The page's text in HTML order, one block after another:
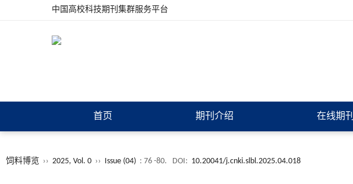
中国高校科技期刊集群服务平台
首页 期刊介绍 在线期刊
饲料博览 ›› 2025, Vol. 0 ›› Issue (04) : 76 -80. DOI: 10.20041/j.cnki.slbl.2025.04.018